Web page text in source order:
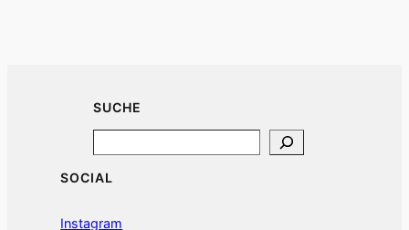
SUCHE
SOCIAL
Instagram